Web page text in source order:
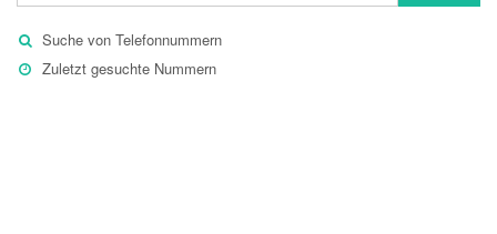
Suche von Telefonnummern
Zuletzt gesuchte Nummern